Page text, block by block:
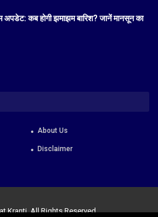
अपडेट: कब होगी झमाझम बारिश? जानें मानसून का
About Us
Disclaimer
Kranti. All Rights Reserved.